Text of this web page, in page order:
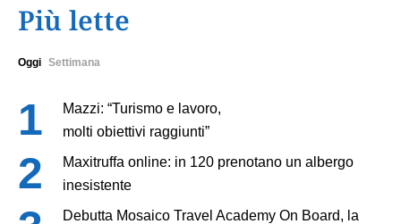
Più lette
Oggi Settimana
Mazzi: “Turismo e lavoro,
molti obiettivi raggiunti”
Maxitruffa online: in 120 prenotano un albergo
inesistente
Debutta Mosaico Travel Academy On Board, la